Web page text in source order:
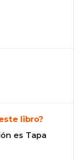
libro?
es Tapa